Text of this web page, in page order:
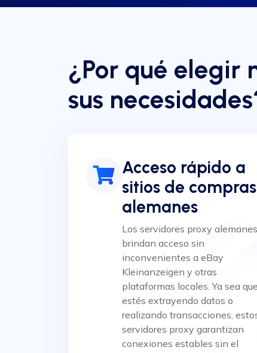
¿Por qué elegir
sus
Acceso rápido a
sitios de compras
alemanes
Los servidores proxy alemanes
brindan acceso sin
inconvenientes a eBay
Kleinanzeigen y otras
plataformas locales. Ya sea que
estés extrayendo datos o
realizando transacciones,
servidores proxy garantizan
conexiones estables sin el